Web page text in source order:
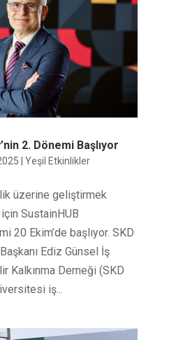
2. Dönemi Başlıyor
Yeşil Etkinlikler
üzerine geliştirmek
SustainHUB
20 Ekim’de başlıyor. SKD
Ediz Günsel İş
Kalkınma Derneği (SKD
iş...